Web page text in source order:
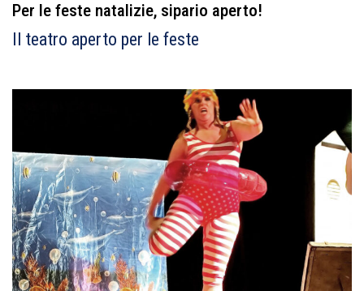
Per le feste natalizie, sipario aperto!
Il teatro aperto per le feste